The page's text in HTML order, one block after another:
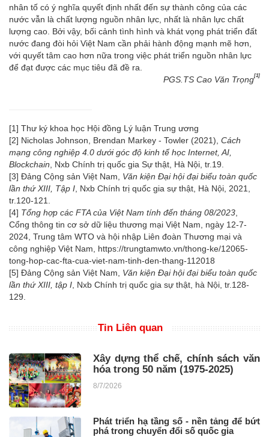
nhân tố có ý nghĩa quyết định nhất đến sự thành công của các
nước vẫn là chất lượng nguồn nhân lực, nhất là nhân lực chất
lượng cao. Bởi vậy, bối cảnh tình hình và khát vọng phát triển đất
nước đang đòi hỏi Việt Nam cần phải hành động mạnh mẽ hơn,
với quyết tâm cao hơn nữa trong việc phát triển nguồn nhân lực
để đạt được các mục tiêu đã đề ra.
PGS.TS Cao Văn Trọng[1]
[1] Thư ký khoa học Hội đồng Lý luận Trung ương
[2] Nicholas Johnson, Brendan Markey - Towler (2021), Cách
mạng công nghiệp 4.0 dưới góc độ kinh tế học Internet, AI,
Blockchain, Nxb Chính trị quốc gia Sự thật, Hà Nội, tr.19.
[3] Đảng Cộng sản Việt Nam, Văn kiện Đại hội đại biểu toàn quốc
lần thứ XIII, Tập I, Nxb Chính trị quốc gia sự thật, Hà Nội, 2021,
tr.120-121.
[4] Tổng hợp các FTA của Việt Nam tính đến tháng 08/2023,
Cổng thông tin cơ sở dữ liệu thương mại Việt Nam, ngày 12-7-
2024, Trung tâm WTO và hội nhập Liên đoàn Thương mại và
công nghiệp Việt Nam, https://trungtamwto.vn/thong-ke/12065-
tong-hop-cac-fta-cua-viet-nam-tinh-den-thang-112018
[5] Đảng Cộng sản Việt Nam, Văn kiện Đại hội đại biểu toàn quốc
lần thứ XIII, tập I, Nxb Chính trị quốc gia sự thật, hà Nội, tr.128-
129.
Tin Liên quan
Xây dựng thể chế, chính sách văn
hóa trong 50 năm (1975-2025)
8/7/2026
Phát triển hạ tầng số - nền tảng để bứt
phá trong chuyển đổi số quốc gia